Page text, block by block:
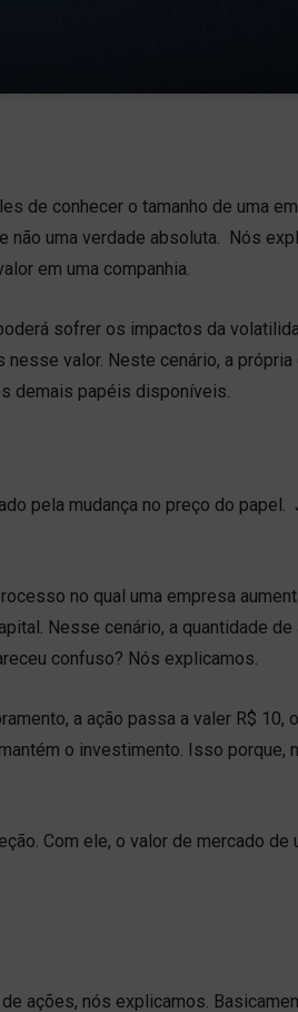
de conhecer o tamanho de uma
não uma verdade absoluta. Nós
em uma companhia.
sofrer os impactos da
valor. Neste cenário, a própria
demais papéis disponíveis.
pela mudança no preço do
no qual uma empresa
Nesse cenário, a quantidade de
confuso? Nós explicamos.
a ação passa a valer R$ 10,
o investimento. Isso porque,
Com ele, o valor de mercado de
ações, nós explicamos.